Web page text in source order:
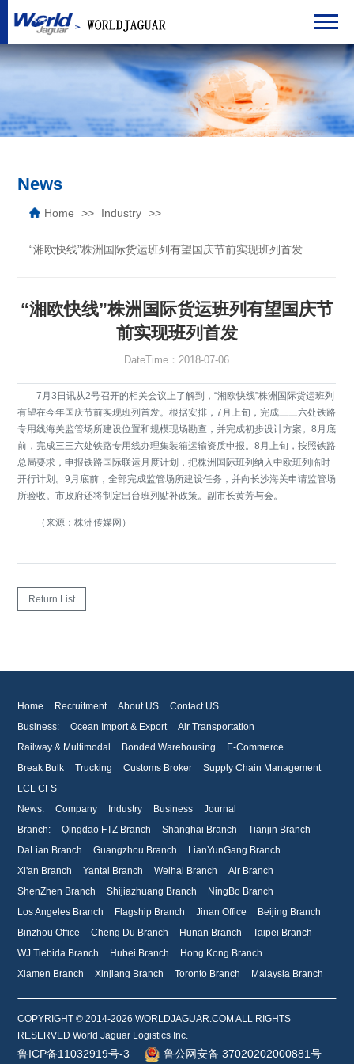
News
Home Industry
“湘欧快线”株洲国际货运班列有望国庆节前实现班列首发
“湘欧快线”株洲国际货运班列有望国庆节
前实现班列首发
DateTime：2018-07-06
7月3日讯从2号召开的相关会议上了解到，“湘欧快线”株洲国际货运班列
有望在今年国庆节前实现班列首发。根据安排，7月上旬，完成三三六处铁路
专用线海关监管场所建设位置和规模现场勘查，并完成初步设计方案。8月底
前，完成三三六处铁路专用线办理集装箱运输资质申报。8月上旬，按照铁路
总局要求，申报铁路国际联运月度计划，把株洲国际班列纳入中欧班列临时
开行计划。9月底前，全部完成监管场所建设任务，并向长沙海关申请监管场
所验收。市政府还将制定出台班列贴补政策。副市长黄芳与会。
（来源：株洲传媒网）
Return List
Home Recruitment About US
Contact US
Business:
Ocean Import & Export
Air Transportation
Railway & Multimodal
Bonded Warehousing
E-Commerce
Break Bulk
Trucking Customs Broker
Supply Chain Management
LCL CFS
News:
Company Industry Business
Journal
Branch:
Qingdao FTZ Branch Shanghai Branch
Tianjin Branch
DaLian Branch
Guangzhou Branch
LianYunGang Branch
Xi'an Branch
Yantai Branch Weihai Branch
Air Branch
ShenZhen Branch
Shijiazhuang Branch
NingBo Branch
Los Angeles Branch
Flagship Branch Jinan Office
Beijing Branch
Binzhou Office
Cheng Du Branch Hunan Branch
Taipei Branch
WJ Tiebida Branch
Hubei Branch
Hong Kong Branch
Xiamen Branch
Xinjiang Branch Toronto Branch Malaysia Branch
COPYRIGHT © 2014-2026 WORLDJAGUAR.COM ALL RIGHTS
RESERVED World Jaguar Logistics Inc.
鲁ICP备11032919号-3 鲁公网安备 37020202000881号